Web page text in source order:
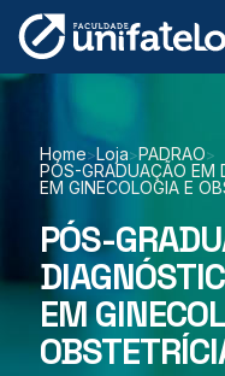
Home>Loja>PADRAO>
PÓS-GRADUAÇÃO EM
EM GINECOLOGIA E
PÓS-
EM